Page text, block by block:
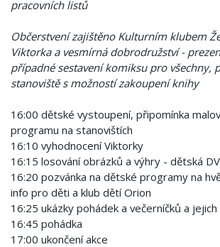
pracovních listů
Občerstvení zajištěno Kulturním klubem
Viktorka a vesmírná dobrodružství -
případné sestavení komiksu pro všechny,
stanoviště s možností zakoupení knihy
16:00 dětské vystoupení, připomínka
programu na stanovištích
16:10 vyhodnocení Viktorky
16:15 losování obrázků a výhry - dětská
16:20 pozvánka na dětské programy na
info pro děti a klub dětí Orion
16:25 ukázky pohádek a večerníčků a jejich
16:45 pohádka
17:00 ukončení akce